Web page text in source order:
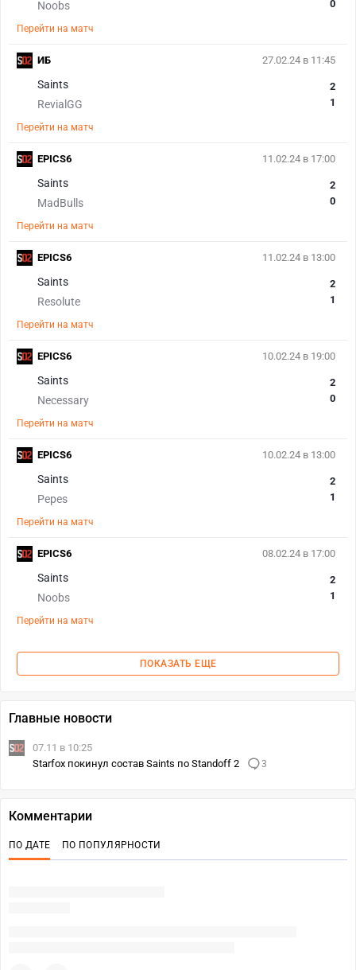
Noobs 0
Перейти на матч
27.02.24 в 11:45
Saints
RevialGG
2
1
Перейти на матч
ИБ
11.02.24 в 17:00
Saints
MadBulls
2
0
Перейти на матч
EPICS6
11.02.24 в 13:00
Saints
Resolute
2
1
Перейти на матч
EPICS6
10.02.24 в 19:00
Saints
Necessary
2
0
Перейти на матч
EPICS6
10.02.24 в 13:00
Saints
Pepes
2
1
Перейти на матч
EPICS6
08.02.24 в 17:00
Saints
Noobs
2
1
Перейти на матч
EPICS6
ПОКАЗАТЬ ЕЩЕ
Главные новости
07.11 в 10:25
Starfox покинул состав Saints по Standoff 2
3
Комментарии
ПО ДАТЕ ПО ПОПУЛЯРНОСТИ